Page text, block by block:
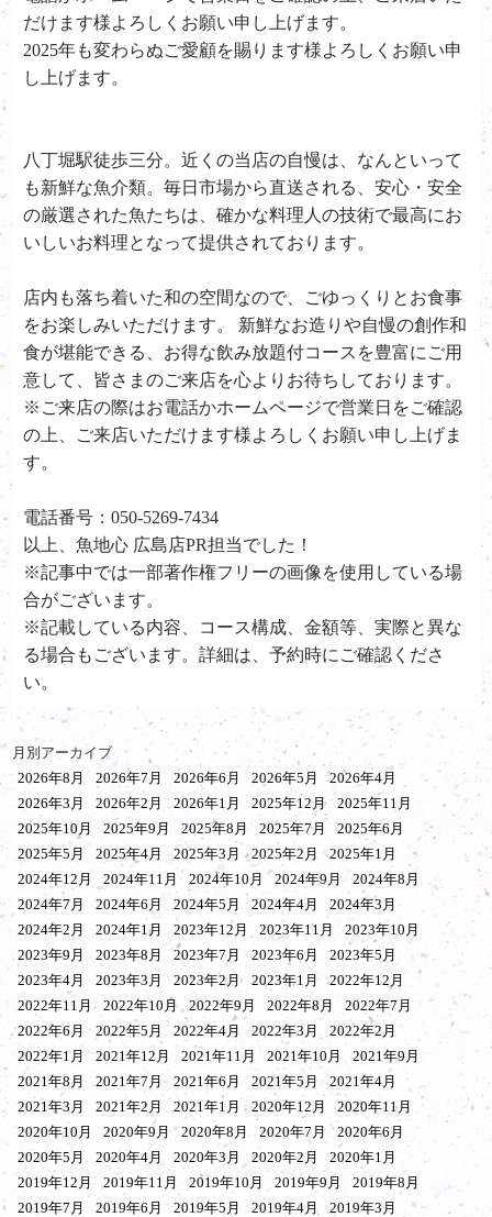
だけます様よろしくお願い申し上げます。
2025年も変わらぬご愛顧を賜ります様よろしくお願い申
し上げます。
八丁堀駅徒歩三分。近くの当店の自慢は、なんといって
も新鮮な魚介類。毎日市場から直送される、安心・安全
の厳選された魚たちは、確かな料理人の技術で最高にお
いしいお料理となって提供されております。
店内も落ち着いた和の空間なので、ごゆっくりとお食事
をお楽しみいただけます。 新鮮なお造りや自慢の創作和
食が堪能できる、お得な飲み放題付コースを豊富にご用
意して、皆さまのご来店を心よりお待ちしております。
※ご来店の際はお電話かホームページで営業日をご確認
の上、ご来店いただけます様よろしくお願い申し上げま
す。
電話番号：050-5269-7434
以上、魚地心 広島店PR担当でした！
※記事中では一部著作権フリーの画像を使用している場
合がございます。
※記載している内容、コース構成、金額等、実際と異な
る場合もございます。詳細は、予約時にご確認くださ
い。
月別アーカイブ
2026年8月
2026年7月 2026年6月 2026年5月
2026年4月
2026年3月
2026年2月 2026年1月 2025年12月
2025年11月
2025年10月
2025年9月 2025年8月 2025年7月
2025年6月
2025年5月
2025年4月 2025年3月 2025年2月
2025年1月
2024年12月
2024年11月 2024年10月 2024年9月
2024年8月
2024年7月
2024年6月 2024年5月 2024年4月
2024年3月
2024年2月
2024年1月 2023年12月 2023年11月
2023年10月
2023年9月
2023年8月 2023年7月 2023年6月
2023年5月
2023年4月
2023年3月 2023年2月 2023年1月
2022年12月
2022年11月
2022年10月 2022年9月 2022年8月
2022年7月
2022年6月
2022年5月 2022年4月 2022年3月
2022年2月
2022年1月
2021年12月 2021年11月 2021年10月
2021年9月
2021年8月
2021年7月 2021年6月 2021年5月
2021年4月
2021年3月
2021年2月 2021年1月 2020年12月
2020年11月
2020年10月
2020年9月 2020年8月 2020年7月
2020年6月
2020年5月
2020年4月 2020年3月 2020年2月
2020年1月
2019年12月
2019年11月 2019年10月 2019年9月
2019年8月
2019年7月
2019年6月 2019年5月 2019年4月
2019年3月